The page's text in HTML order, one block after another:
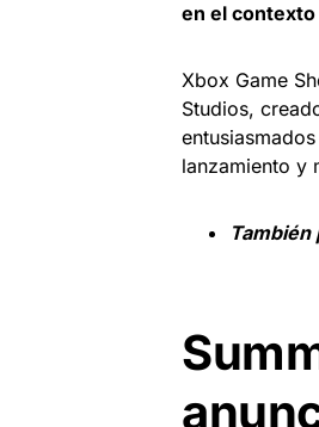
en el contexto
Xbox Game
Studios,
lanzamiento y